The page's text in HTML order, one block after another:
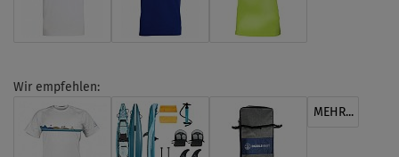
Wir empfehlen:
MEHR...